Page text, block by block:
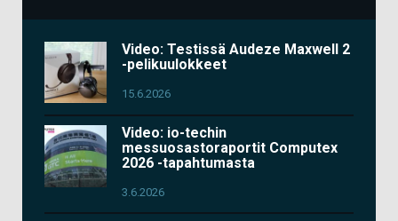
Video: Testissä Audeze Maxwell 2
-pelikuulokkeet
15.6.2026
Video: io-techin
messuosastoraportit Computex
2026 -tapahtumasta
3.6.2026